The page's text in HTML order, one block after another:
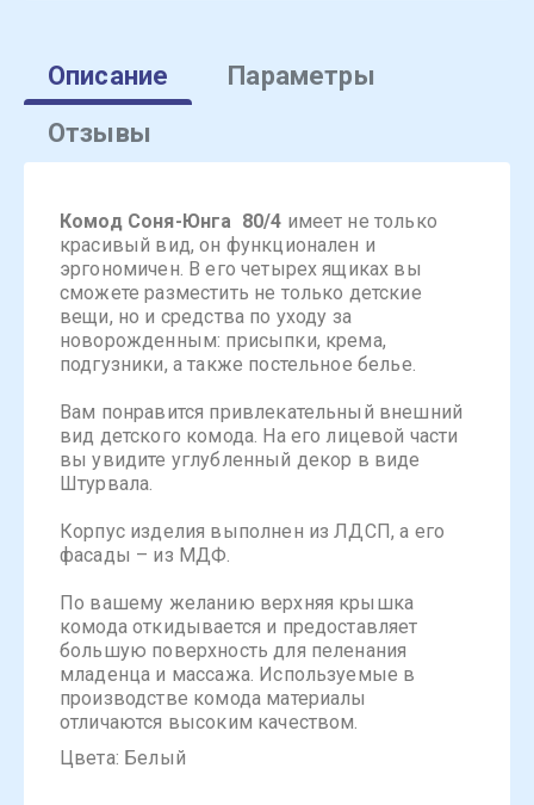
Описание
Параметры
Отзывы
Комод Соня-Юнга 80/4 имеет не только
красивый вид, он функционален и
эргономичен. В его четырех ящиках вы
сможете разместить не только детские
вещи, но и средства по уходу за
новорожденным: присыпки, крема,
подгузники, а также постельное белье.
Вам понравится привлекательный внешний
вид детского комода. На его лицевой части
вы увидите углубленный декор в виде
Штурвала.
Корпус изделия выполнен из ЛДСП, а его
фасады – из МДФ.
По вашему желанию верхняя крышка
комода откидывается и предоставляет
большую поверхность для пеленания
младенца и массажа. Используемые в
производстве комода материалы
отличаются высоким качеством.
Цвета: Белый